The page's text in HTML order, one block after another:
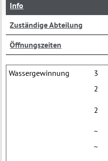
Info
Zuständige Abteilung
Öffnungszeiten
Wassergewinnung 3
2
2
~
~